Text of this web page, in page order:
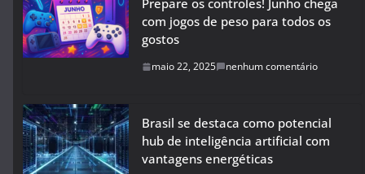
Prepare os controles! Junho chega
com jogos de peso para todos os
gostos
maio 22, 2025 nenhum comentário
Brasil se destaca como potencial
hub de inteligência artificial com
vantagens energéticas